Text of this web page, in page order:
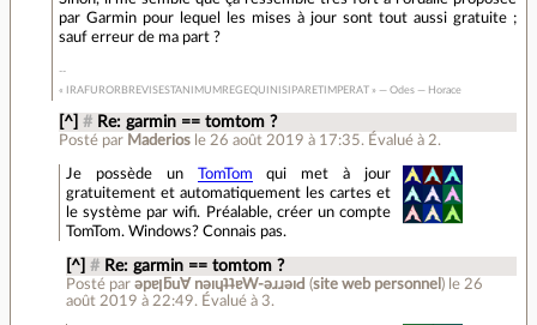
par Garmin pour lequel les mises à jour sont tout aussi gratuite ;
sauf erreur de ma part ?
« IRAFURORBREVISESTANIMUMREGEQUINISIPARETIMPERAT » — Odes — Horace
[^] # Re: garmin == tomtom ?
Posté par Maderios le 26 août 2019 à 17:35. Évalué à 2.
Je possède un TomTom qui met à jour
gratuitement et automatiquement les cartes et
le système par wifi. Préalable, créer un compte
TomTom. Windows? Connais pas.
[^] # Re: garmin == tomtom ?
Posté par ǝpɐןƃu∀ nǝıɥʇʇɐW-ǝɹɹǝıԀ (site web personnel ) le 26
août 2019 à 22:49. Évalué à 3.